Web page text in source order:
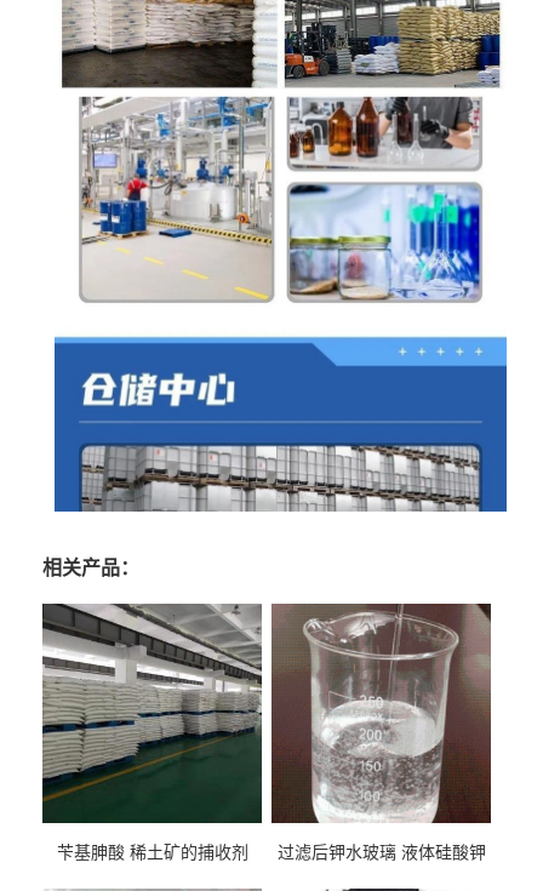
相关产品：
苄基胂酸 稀土矿的捕收剂 过滤后钾水玻璃 液体硅酸钾